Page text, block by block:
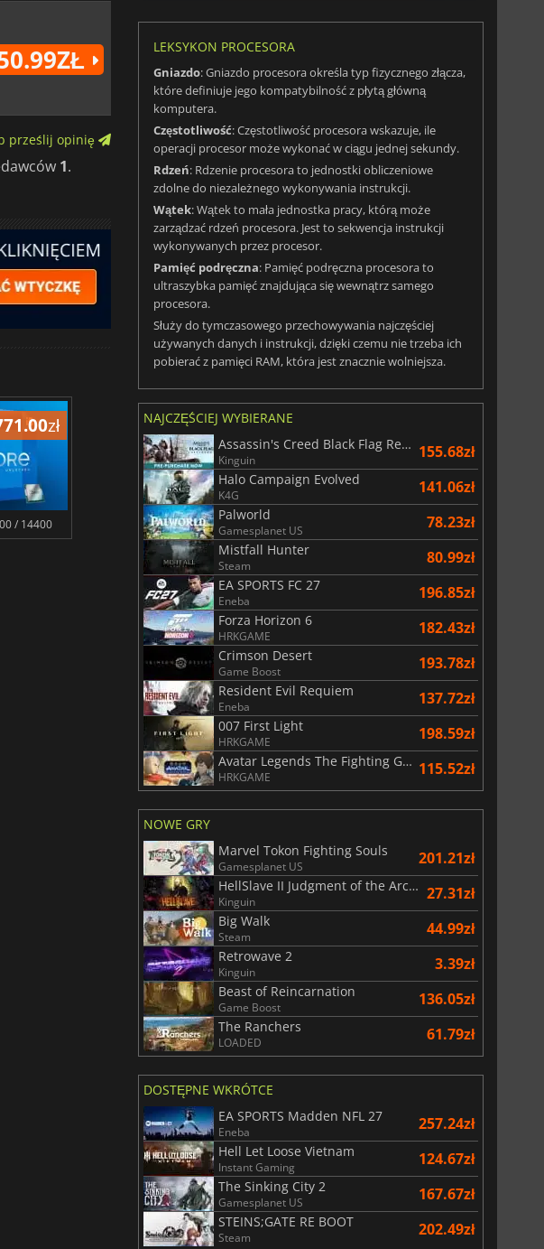
prześlij opinię
1.
zł
/ 14400
1722.00zł
Intel Core i9 13900 Intel Core i5 13600 / 13500 / 13400
LEKSYKON PROCESORA
Gniazdo: Gniazdo procesora określa typ fizycznego złącza,
które definiuje jego kompatybilność z płytą główną
komputera.
Częstotliwość: Częstotliwość procesora wskazuje, ile
operacji procesor może wykonać w ciągu jednej sekundy.
Rdzeń: Rdzenie procesora to jednostki obliczeniowe
zdolne do niezależnego wykonywania instrukcji.
Wątek: Wątek to mała jednostka pracy, którą może
zarządzać rdzeń procesora. Jest to sekwencja instrukcji
wykonywanych przez procesor.
Pamięć podręczna: Pamięć podręczna procesora to
ultraszybka pamięć znajdująca się wewnątrz samego
procesora.
Służy do tymczasowego przechowywania najczęściej
używanych danych i instrukcji, dzięki czemu nie trzeba ich
pobierać z pamięci RAM, która jest znacznie wolniejsza.
NAJCZĘŚCIEJ WYBIERANE
Assassin's Creed Black Flag Resynced
Kinguin 155.68zł
Halo Campaign Evolved
K4G 141.06zł
Palworld
Gamesplanet US 78.23zł
Mistfall Hunter
Steam 80.99zł
EA SPORTS FC 27
Eneba 196.85zł
Forza Horizon 6
HRKGAME 182.43zł
Crimson Desert
Game Boost 193.78zł
Resident Evil Requiem
Eneba 137.72zł
007 First Light
HRKGAME 198.59zł
Avatar Legends The Fighting Game
HRKGAME 115.52zł
NOWE GRY
Marvel Tokon Fighting Souls
Gamesplanet US 201.21zł
HellSlave II Judgment of the Archon
Kinguin 27.31zł
Big Walk
Steam 44.99zł
Retrowave 2
Kinguin 3.39zł
Beast of Reincarnation
Game Boost 136.05zł
The Ranchers
LOADED 61.79zł
DOSTĘPNE WKRÓTCE
EA SPORTS Madden NFL 27
Eneba 257.24zł
Hell Let Loose Vietnam
Instant Gaming 124.67zł
The Sinking City 2
Gamesplanet US 167.67zł
STEINS;GATE RE BOOT
Steam 202.49zł